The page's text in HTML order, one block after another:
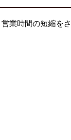
業時間の短縮をさ